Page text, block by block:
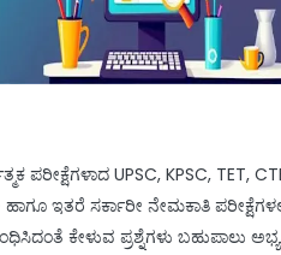
ಪರೀಕ್ಷೆಗಳಾದ UPSC, KPSC, TET,
ಹಾಗೂ ಇತರೆ ಸರ್ಕಾರೀ ನೇಮಕಾತಿ
ಕೇಳುವ ಪ್ರಶ್ನೆಗಳು ಬಹುಪಾಲು